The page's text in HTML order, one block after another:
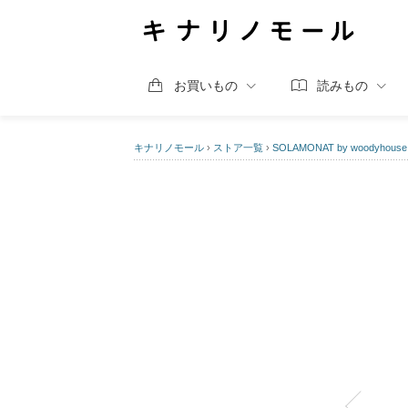
お買いもの 読みもの
キナリノモール › ストア一覧 › SOLAMONAT by woodyhouse